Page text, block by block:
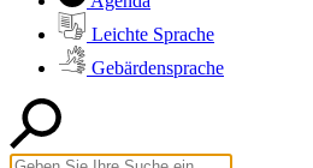
Leichte Sprache
Gebärdensprache